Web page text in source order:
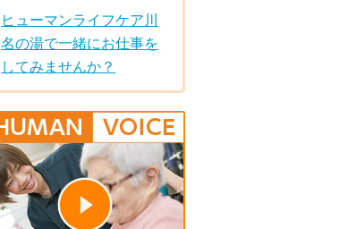
ヒューマンライフケア川
名の湯で一緒にお仕事を
してみませんか？